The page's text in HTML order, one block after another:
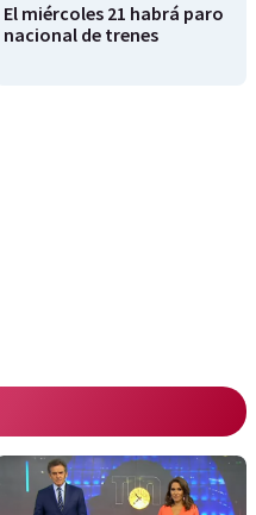
El miércoles 21 habrá paro
nacional de trenes